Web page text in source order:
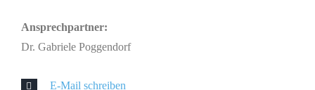
Ansprechpartner:
Dr. Gabriele Poggendorf
E-Mail schreiben